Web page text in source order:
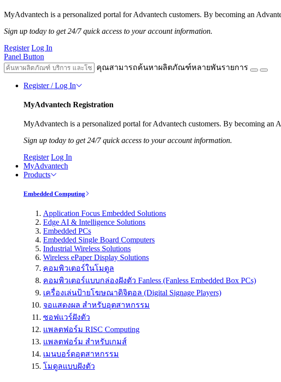
MyAdvantech is a personalized portal for Advantech customers. By becoming an
Sign up today to get 24/7 quick access to your account information.
Register Log In
Panel Button
คุณสามารถค้นหาผลิตภัณฑ์หลายพันรายการ
Register / Log In
MyAdvantech Registration
MyAdvantech is a personalized portal for Advantech customers. By becoming an
Sign up today to get 24/7 quick access to your account information.
Register Log In
MyAdvantech
Products
Embedded Computing
Application Focus Embedded Solutions
Edge AI & Intelligence Solutions
Embedded PCs
Embedded Single Board Computers
Industrial Wireless Solutions
Wireless ePaper Display Solutions
คอมพิวเตอร์ในโมดูล
คอมพิวเตอร์แบบกล่องฝังตัว Fanless (Fanless Embedded Box PCs)
เครื่องเล่นป้ายโฆษณาดิจิตอล (Digital Signage Players)
จอแสดงผล สำหรับอุตสาหกรรม
ซอฟแวร์ฝังตัว
แพลตฟอร์ม RISC Computing
แพลตฟอร์ม สำหรับเกมส์
เมนบอร์ดอุตสาหกรรม
โมดูลแบบฝังตัว